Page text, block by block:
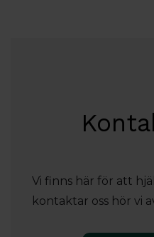
Vi finns här för att
kontaktar oss hör vi